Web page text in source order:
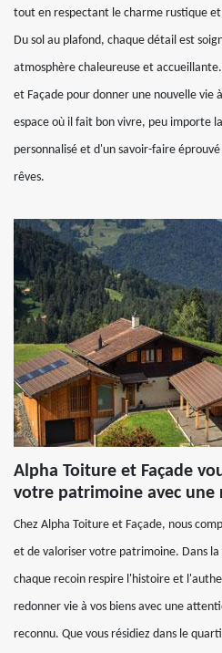
tout en respectant le charme rustique
Du sol au plafond, chaque détail est
atmosphère chaleureuse et
et Façade pour donner une nouvelle vie
espace où il fait bon vivre, peu importe
personnalisé et d'un savoir-faire
rêves.
Alpha Toiture et Façade
votre patrimoine avec une
Chez Alpha Toiture et Façade, nous
et de valoriser votre patrimoine. Dans
chaque recoin respire l'histoire et
redonner vie à vos biens avec une
reconnu. Que vous résidiez dans le